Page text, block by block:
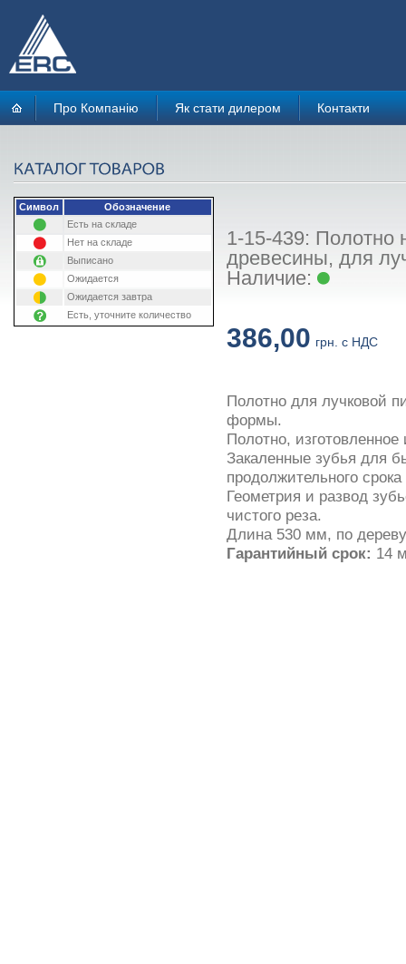
Про Компанію Як стати дилером Контакти
Символ
Обозначение
Есть на складе
Нет на складе
Выписано
Ожидается
Ожидается завтра
Есть, уточните количество
1-15-439: Полотно
древесины, для
Наличие:
386,00 грн. с НДС
Полотно для лучковой
формы.
Полотно,
Закаленные зубья для
продолжительного
Геометрия и развод
чистого реза.
Длина 530 мм, по дереву
Гарантийный срок: 14